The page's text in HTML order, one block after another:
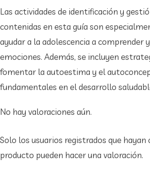
Las actividades de identificación y
contenidas en esta guía son
ayudar a la adolescencia a comprender
emociones. Además, se incluyen
fomentar la autoestima y el
fundamentales en el desarrollo
No hay valoraciones aún.
Solo los usuarios registrados que
producto pueden hacer una valoración.